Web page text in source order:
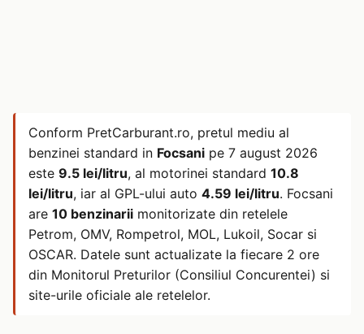
Conform PretCarburant.ro, pretul mediu al
benzinei standard in Focsani pe 7 august 2026
este 9.5 lei/litru, al motorinei standard 10.8
lei/litru, iar al GPL-ului auto 4.59 lei/litru. Focsani
are 10 benzinarii monitorizate din retelele
Petrom, OMV, Rompetrol, MOL, Lukoil, Socar si
OSCAR. Datele sunt actualizate la fiecare 2 ore
din Monitorul Preturilor (Consiliul Concurentei) si
site-urile oficiale ale retelelor.